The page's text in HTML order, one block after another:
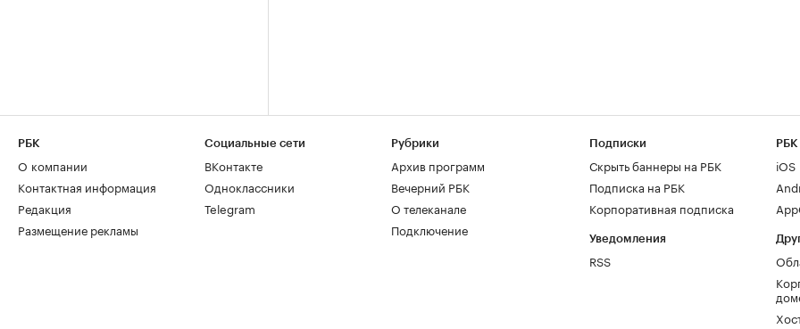
РБК
О компании
Контактная информация
Редакция
Размещение рекламы
Социальные сети
ВКонтакте
Одноклассники
Telegram
Рубрики
Архив программ
Вечерний РБК
О телеканале
Подключение
Подписки
Скрыть баннеры на РБК
Подписка на РБК
Корпоративная подписка
Уведомления
RSS
РБК
iOS